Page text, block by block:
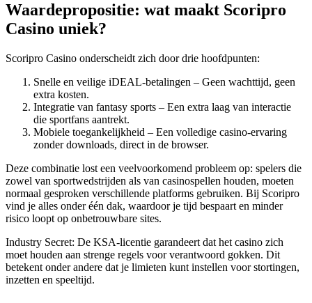
Waardepropositie: wat maakt Scoripro
Casino uniek?
Scoripro Casino onderscheidt zich door drie hoofdpunten:
Snelle en veilige iDEAL‑betalingen – Geen wachttijd, geen
extra kosten.
Integratie van fantasy sports – Een extra laag van interactie
die sportfans aantrekt.
Mobiele toegankelijkheid – Een volledige casino‑ervaring
zonder downloads, direct in de browser.
Deze combinatie lost een veelvoorkomend probleem op: spelers die
zowel van sportwedstrijden als van casinospellen houden, moeten
normaal gesproken verschillende platforms gebruiken. Bij Scoripro
vind je alles onder één dak, waardoor je tijd bespaart en minder
risico loopt op onbetrouwbare sites.
Industry Secret: De KSA‑licentie garandeert dat het casino zich
moet houden aan strenge regels voor verantwoord gokken. Dit
betekent onder andere dat je limieten kunt instellen voor stortingen,
inzetten en speeltijd.